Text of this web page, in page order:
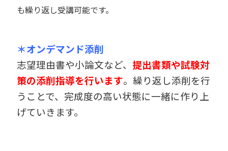
も繰り返し受講可能です。
＊オンデマンド添削
志望理由書や小論文など、提出書類や試験対
策の添削指導を行います。繰り返し添削を行
うことで、完成度の高い状態に一緒に作り上
げていきます。